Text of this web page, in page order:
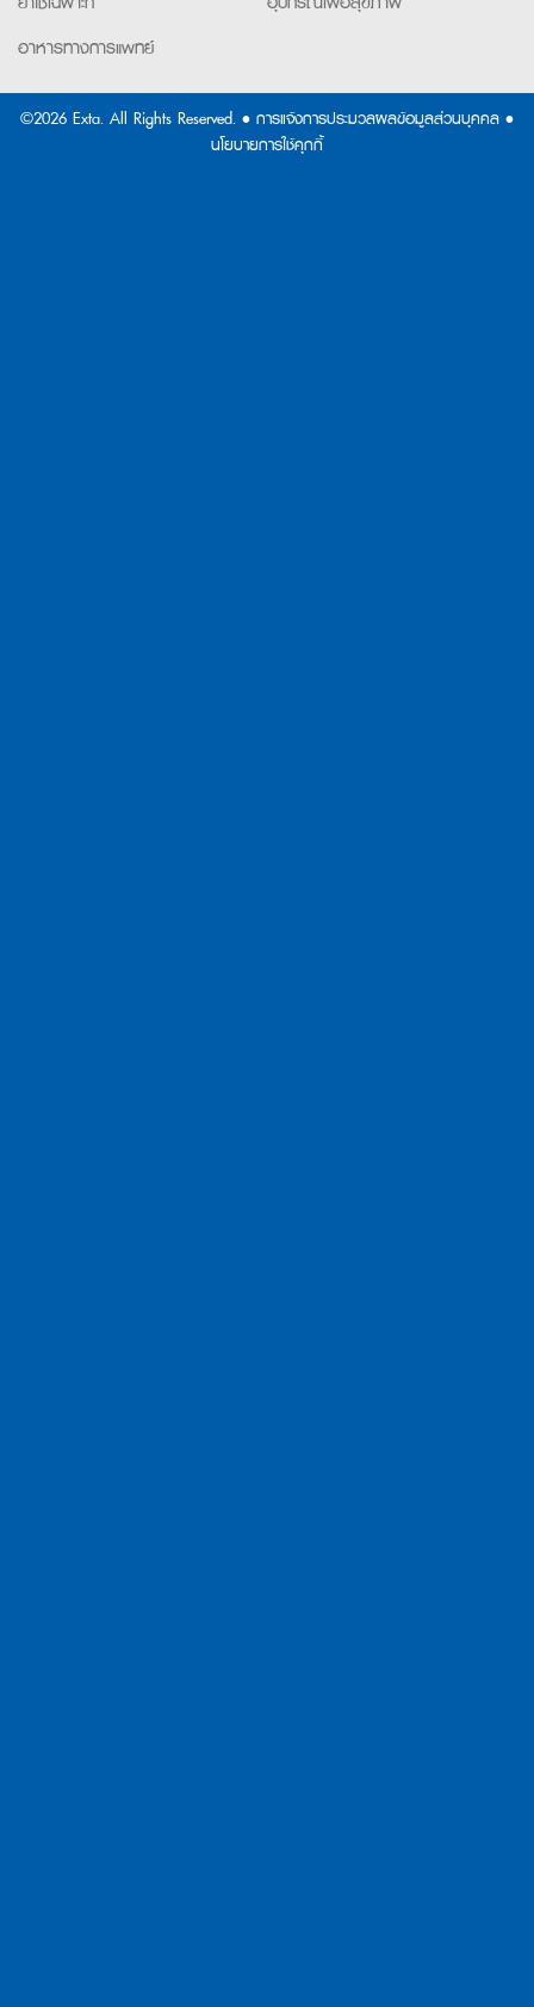
อาหารทางการแพทย์
©2026 Exta. All Rights Reserved. • การแจ้งการประมวลผลข้อมูลส่วนบุคคล •
นโยบายการใช้คุกกี้